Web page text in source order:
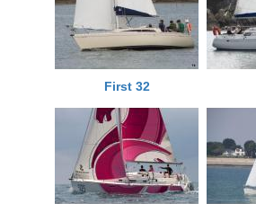
First 32